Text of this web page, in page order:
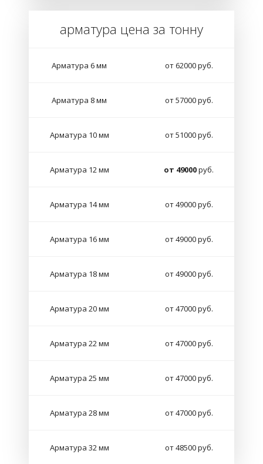
арматура цена за тонну
Арматура 6 мм от 62000 руб.
Арматура 8 мм от 57000 руб.
Арматура 10 мм от 51000 руб.
Арматура 12 мм от 49000руб.
Арматура 14 мм от 49000 руб.
Арматура 16 мм от 49000 руб.
Арматура 18 мм от 49000 руб.
Арматура 20 мм от 47000 руб.
Арматура 22 мм от 47000 руб.
Арматура 25 мм от 47000 руб.
Арматура 28 мм от 47000 руб.
Арматура 32 мм от 48500 руб.